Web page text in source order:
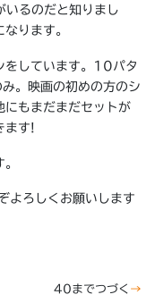
いるのだと知りまし
ります。
をしています。10パタ
。映画の初めの方のシ
もまだまだセットが
ます!
よろしくお願いします
40までつづく →